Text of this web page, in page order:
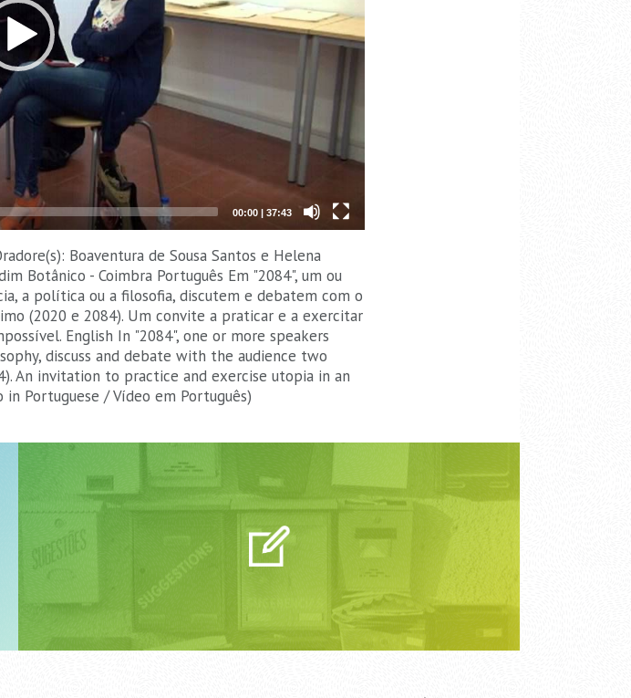
00:00 | 37:43
Boaventura de Sousa Santos e Helena
Botânico - Coimbra Português Em "2084", um ou
a política ou a filosofia, discutem e debatem com o
(2020 e 2084). Um convite a praticar e a exercitar
English In "2084", one or more speakers
discuss and debate with the audience two
An invitation to practice and exercise utopia in an
Portuguese / Vídeo em Português)